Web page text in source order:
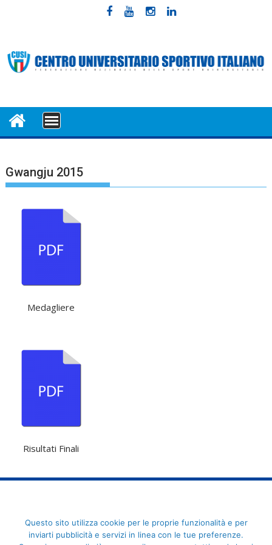
MENU
Gwangju 2015
Medagliere
Risultati Finali
FederCUSI: Federazione Italiana dello Sport Universitario - Via
Angelo Brofferio, 7 - 00195 Roma - C.F. 80109270589
Questo sito utilizza cookie per le proprie funzionalità e per
inviarti pubblicità e servizi in linea con le tue preferenze.